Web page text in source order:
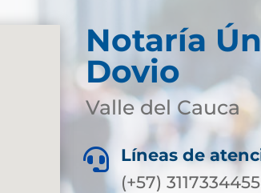
Notaría
Dovio
Valle del Cauca

Líneas de
(+57) 3117334455